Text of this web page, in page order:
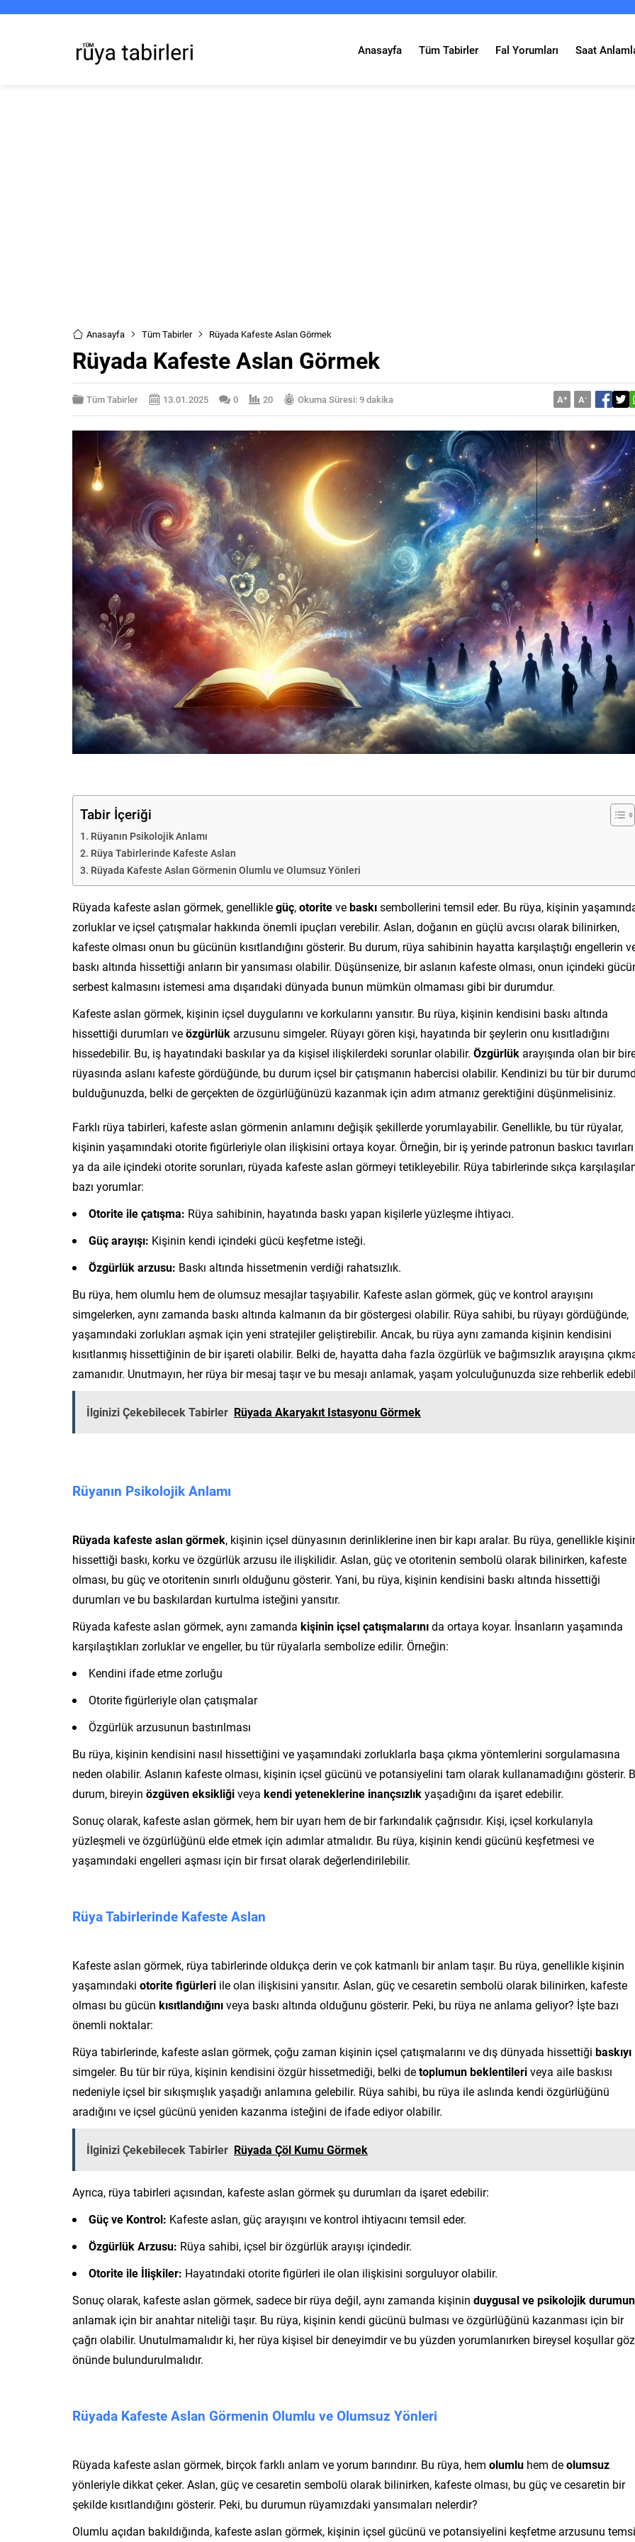
Anasayfa Tüm Tabirler Fal Yorumları Saat
Anasayfa Tüm Tabirler Rüyada Kafeste Aslan Görmek
Rüyada Kafeste Aslan Görmek
Tüm Tabirler 13.01.2025 0 20 Okuma Süresi: 9 dakika A+ A-
Tabir İçeriği
Rüyanın Psikolojik Anlamı
Rüya Tabirlerinde Kafeste Aslan
Rüyada Kafeste Aslan Görmenin Olumlu ve Olumsuz Yönleri
Rüyada kafeste aslan görmek, genelliklegüç,otoritevebaskısembollerini temsil eder. Bu rüya, kişinin
zorluklar ve içsel çatışmalar hakkında önemli ipuçları verebilir. Aslan, doğanın en güçlü avcısı olarak bilinirken,
kafeste olması onun bu gücünün kısıtlandığını gösterir. Bu durum, rüya sahibinin hayatta karşılaştığı engellerin
baskı altında hissettiği anların bir yansıması olabilir. Düşünsenize, bir aslanın kafeste olması, onun içindeki
serbest kalmasını istemesi ama dışarıdaki dünyada bunun mümkün olmaması gibi bir durumdur.
Kafeste aslan görmek, kişinin içsel duygularını ve korkularını yansıtır. Bu rüya, kişinin kendisini baskı altında
hissettiği durumları veözgürlük arzusunu simgeler. Rüyayı gören kişi, hayatında bir şeylerin onu kısıtladığını
hissedebilir. Bu, iş hayatındaki baskılar ya da kişisel ilişkilerdeki sorunlar olabilir. Özgürlük arayışında olan bir
rüyasında aslanı kafeste gördüğünde, bu durum içsel bir çatışmanın habercisi olabilir. Kendinizi bu tür bir
bulduğunuzda, belki de gerçekten de özgürlüğünüzü kazanmak için adım atmanız gerektiğini düşünmelisiniz.
Farklı rüya tabirleri, kafeste aslan görmenin anlamını değişik şekillerde yorumlayabilir. Genellikle, bu tür rüyalar,
kişinin yaşamındaki otorite figürleriyle olan ilişkisini ortaya koyar. Örneğin, bir iş yerinde patronun baskıcı tavırları
ya da aile içindeki otorite sorunları, rüyada kafeste aslan görmeyi tetikleyebilir. Rüya tabirlerinde sıkça
bazı yorumlar:
Otorite ile çatışma: Rüya sahibinin, hayatında baskı yapan kişilerle yüzleşme ihtiyacı.
Güç arayışı: Kişinin kendi içindeki gücü keşfetme isteği.
Özgürlük arzusu: Baskı altında hissetmenin verdiği rahatsızlık.
Bu rüya, hem olumlu hem de olumsuz mesajlar taşıyabilir. Kafeste aslan görmek, güç ve kontrol arayışını
simgelerken, aynı zamanda baskı altında kalmanın da bir göstergesi olabilir. Rüya sahibi, bu rüyayı gördüğünde,
yaşamındaki zorlukları aşmak için yeni stratejiler geliştirebilir. Ancak, bu rüya aynı zamanda kişinin kendisini
kısıtlanmış hissettiğinin de bir işareti olabilir. Belki de, hayatta daha fazla özgürlük ve bağımsızlık arayışına
zamanıdır. Unutmayın, her rüya bir mesaj taşır ve bu mesajı anlamak, yaşam yolculuğunuzda size rehberlik
İlginizi Çekebilecek Tabirler Rüyada Akaryakıt Istasyonu Görmek
Rüyanın Psikolojik Anlamı
Rüyada kafeste aslan görmek, kişinin içsel dünyasının derinliklerine inen bir kapı aralar. Bu rüya, genellikle
hissettiği baskı, korku ve özgürlük arzusu ile ilişkilidir. Aslan, güç ve otoritenin sembolü olarak bilinirken, kafeste
olması, bu güç ve otoritenin sınırlı olduğunu gösterir. Yani, bu rüya, kişinin kendisini baskı altında hissettiği
durumları ve bu baskılardan kurtulma isteğini yansıtır.
Rüyada kafeste aslan görmek, aynı zamanda kişinin içsel çatışmalarınıda ortaya koyar. İnsanların yaşamında
karşılaştıkları zorluklar ve engeller, bu tür rüyalarla sembolize edilir. Örneğin:
Kendini ifade etme zorluğu
Otorite figürleriyle olan çatışmalar
Özgürlük arzusunun bastırılması
Bu rüya, kişinin kendisini nasıl hissettiğini ve yaşamındaki zorluklarla başa çıkma yöntemlerini sorgulamasına
neden olabilir. Aslanın kafeste olması, kişinin içsel gücünü ve potansiyelini tam olarak kullanamadığını gösterir.
durum, bireyin özgüven eksikliğiveya kendi yeteneklerine inançsızlıkyaşadığını da işaret edebilir.
Sonuç olarak, kafeste aslan görmek, hem bir uyarı hem de bir farkındalık çağrısıdır. Kişi, içsel korkularıyla
yüzleşmeli ve özgürlüğünü elde etmek için adımlar atmalıdır. Bu rüya, kişinin kendi gücünü keşfetmesi ve
yaşamındaki engelleri aşması için bir fırsat olarak değerlendirilebilir.
Rüya Tabirlerinde Kafeste Aslan
Kafeste aslan görmek, rüya tabirlerinde oldukça derin ve çok katmanlı bir anlam taşır. Bu rüya, genellikle kişinin
yaşamındaki otorite figürleri ile olan ilişkisini yansıtır. Aslan, güç ve cesaretin sembolü olarak bilinirken, kafeste
olması bu gücün kısıtlandığınıveya baskı altında olduğunu gösterir. Peki, bu rüya ne anlama geliyor? İşte bazı
önemli noktalar:
Rüya tabirlerinde, kafeste aslan görmek, çoğu zaman kişinin içsel çatışmalarını ve dış dünyada hissettiği baskıyı
simgeler. Bu tür bir rüya, kişinin kendisini özgür hissetmediği, belki detoplumun beklentileriveya aile baskısı
nedeniyle içsel bir sıkışmışlık yaşadığı anlamına gelebilir. Rüya sahibi, bu rüya ile aslında kendi özgürlüğünü
aradığını ve içsel gücünü yeniden kazanma isteğini de ifade ediyor olabilir.
İlginizi Çekebilecek Tabirler Rüyada Çöl Kumu Görmek
Ayrıca, rüya tabirleri açısından, kafeste aslan görmek şu durumları da işaret edebilir:
Güç ve Kontrol: Kafeste aslan, güç arayışını ve kontrol ihtiyacını temsil eder.
Özgürlük Arzusu: Rüya sahibi, içsel bir özgürlük arayışı içindedir.
Otorite ile İlişkiler: Hayatındaki otorite figürleri ile olan ilişkisini sorguluyor olabilir.
Sonuç olarak, kafeste aslan görmek, sadece bir rüya değil, aynı zamanda kişinin duygusal ve psikolojik
anlamak için bir anahtar niteliği taşır. Bu rüya, kişinin kendi gücünü bulması ve özgürlüğünü kazanması için bir
çağrı olabilir. Unutulmamalıdır ki, her rüya kişisel bir deneyimdir ve bu yüzden yorumlanırken bireysel koşullar göz
önünde bulundurulmalıdır.
Rüyada Kafeste Aslan Görmenin Olumlu ve Olumsuz Yönleri
Rüyada kafeste aslan görmek, birçok farklı anlam ve yorum barındırır. Bu rüya, hem olumlu hem deolumsuz
yönleriyle dikkat çeker. Aslan, güç ve cesaretin sembolü olarak bilinirken, kafeste olması, bu güç ve cesaretin bir
şekilde kısıtlandığını gösterir. Peki, bu durumun rüyamızdaki yansımaları nelerdir?
Olumlu açıdan bakıldığında, kafeste aslan görmek, kişinin içsel gücünü ve potansiyelini keşfetme arzusunu